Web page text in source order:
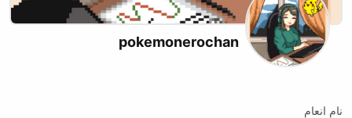
pokemonerochan
نام انعام